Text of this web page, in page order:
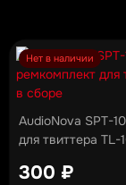
Нет в наличии
AudioNova SPT-
для твиттера TL-
300 ₽